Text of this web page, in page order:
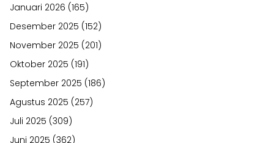
Januari 2026 (165)
Desember 2025 (152)
November 2025 (201)
Oktober 2025 (191)
September 2025 (186)
Agustus 2025 (257)
Juli 2025 (309)
Juni 2025 (362)